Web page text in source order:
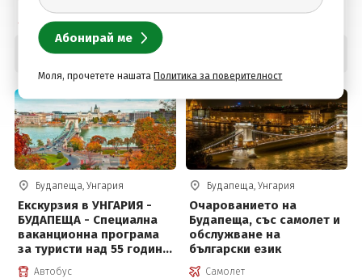
Автобус
4 дни / 3 нощувки
Цена от: 265.00
Будапеща, Унгария
Екскурзия в УНГАРИЯ -
БУДАПЕЩА - Специална
ваканционна програма
за туристи над 55 години
и приятели!
Автобус
Будапеща, Унгария
Очарованието на
Будапеща, със самолет и
обслужване на
български език
Самолет
Моля, прочетете нашатаПолитика за поверителност